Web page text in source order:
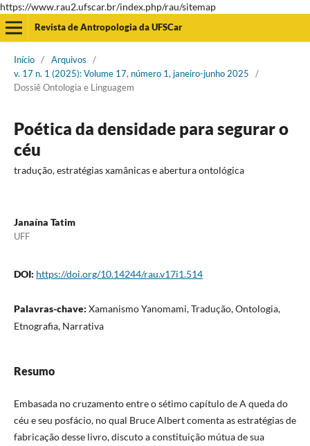
https://www.rau2.ufscar.br/index.php/rau/sitemap
Revista de Antropologia da UFSCar
Início / Arquivos
/
v. 17 n. 1 (2025): Volume 17, número 1, janeiro-junho 2025
/
Dossiê Ontologia e Linguagem
Poética da densidade para segurar o
céu
tradução, estratégias xamânicas e abertura ontológica
Janaína Tatim
UFF
DOI: https://doi.org/10.14244/rau.v17i1.514
Palavras-chave: Xamanismo Yanomami, Tradução, Ontologia,
Etnografia, Narrativa
Resumo
Embasada no cruzamento entre o sétimo capítulo de A queda do
céu e seu posfácio, no qual Bruce Albert comenta as estratégias de
fabricação desse livro, discuto a constituição mútua de sua